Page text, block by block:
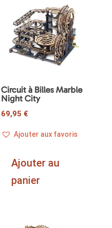
Circuit à Billes Marble
Night City
69,95 €
Ajouter aux favoris
Ajouter au
panier